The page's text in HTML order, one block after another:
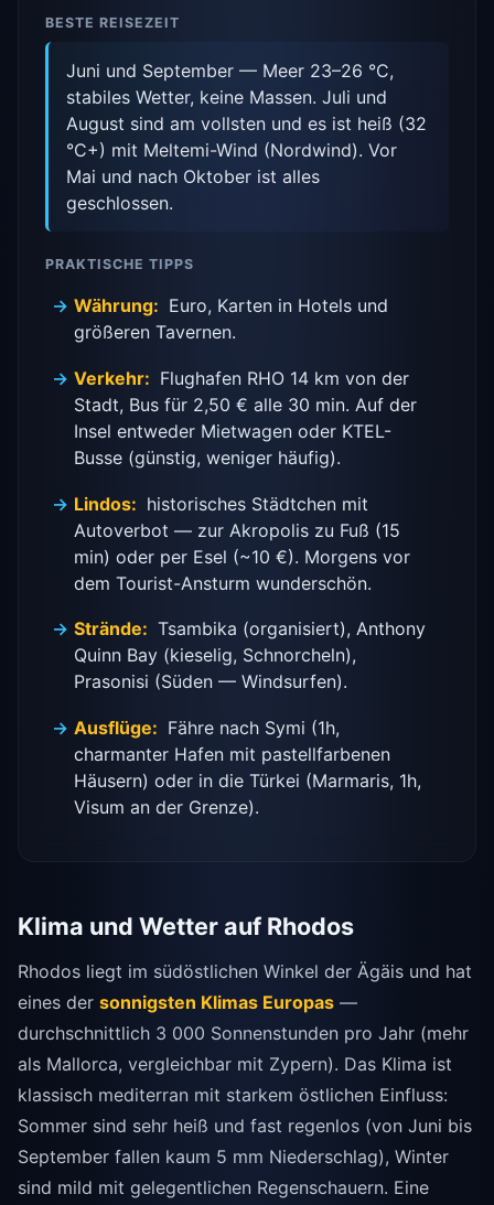
BESTE REISEZEIT
Juni und September — Meer 23–26 °C,
stabiles Wetter, keine Massen. Juli und
August sind am vollsten und es ist heiß (32
°C+) mit Meltemi-Wind (Nordwind). Vor
Mai und nach Oktober ist alles
geschlossen.
PRAKTISCHE TIPPS
Währung: Euro, Karten in Hotels und
größeren Tavernen.
Verkehr: Flughafen RHO 14 km von der
Stadt, Bus für 2,50 € alle 30 min. Auf der
Insel entweder Mietwagen oder KTEL-
Busse (günstig, weniger häufig).
Lindos: historisches Städtchen mit
Autoverbot — zur Akropolis zu Fuß (15
min) oder per Esel (~10 €). Morgens vor
dem Tourist-Ansturm wunderschön.
Strände: Tsambika (organisiert), Anthony
Quinn Bay (kieselig, Schnorcheln),
Prasonisi (Süden — Windsurfen).
Ausflüge: Fähre nach Symi (1h,
charmanter Hafen mit pastellfarbenen
Häusern) oder in die Türkei (Marmaris, 1h,
Visum an der Grenze).
Klima und Wetter auf Rhodos
Rhodos liegt im südöstlichen Winkel der Ägäis und hat
eines der sonnigsten Klimas Europas —
durchschnittlich 3 000 Sonnenstunden pro Jahr (mehr
als Mallorca, vergleichbar mit Zypern). Das Klima ist
klassisch mediterran mit starkem östlichen Einfluss:
Sommer sind sehr heiß und fast regenlos (von Juni bis
September fallen kaum 5 mm Niederschlag), Winter
sind mild mit gelegentlichen Regenschauern. Eine